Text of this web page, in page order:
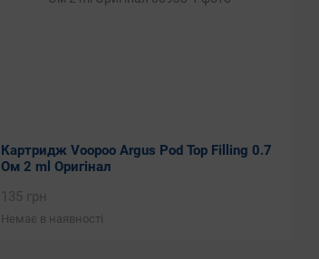
Картридж Voopoo Argus Pod Top Filling 0.7
Ом 2 ml Оригінал
135 грн
Немає в наявності